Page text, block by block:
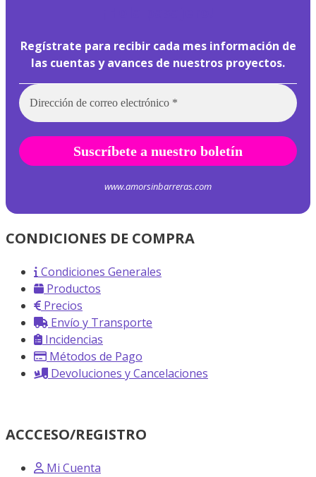
Regístrate para recibir cada mes información de
las cuentas y avances de nuestros proyectos.
www.amorsinbarreras.com
CONDICIONES DE COMPRA
Condiciones Generales
Productos
Precios
Envío y Transporte
Incidencias
Métodos de Pago
Devoluciones y Cancelaciones
ACCCESO/REGISTRO
Mi Cuenta